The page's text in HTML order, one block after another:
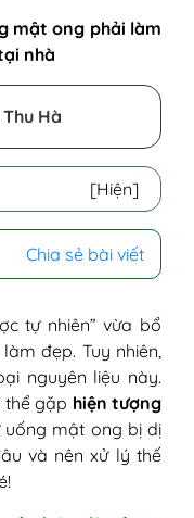
mật ong phải làm
nhà
Hà
[Hiện]
thế nào?
trong mật ong
enzyme trong
vệ thực vật
tố tự nhiên
Chia sẻ bài viết
tự nhiên” vừa bổ
đẹp. Tuy nhiên,
nguyên liệu này.
thể gặp hiện tượng
uống mật ong bị dị
và nên xử lý thế